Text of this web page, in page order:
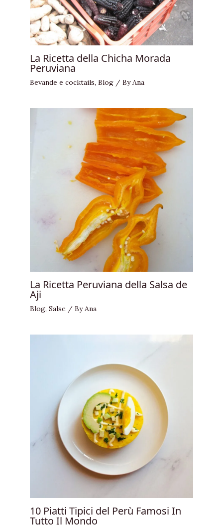
La Ricetta della Chicha Morada
Peruviana
Bevande e cocktails, Blog / ByAna
La Ricetta Peruviana della Salsa de
Aji
Blog, Salse / ByAna
10 Piatti Tipici del Perù Famosi In
Tutto Il Mondo